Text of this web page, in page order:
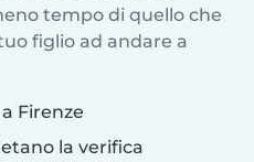
tempo di quello che
figlio ad andare a
Firenze
la verifica